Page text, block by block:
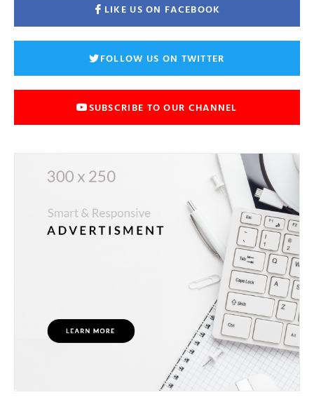
LIKE US ON FACEBOOK
FOLLOW US ON TWITTER
SUBSCRIBE TO OUR CHANNEL